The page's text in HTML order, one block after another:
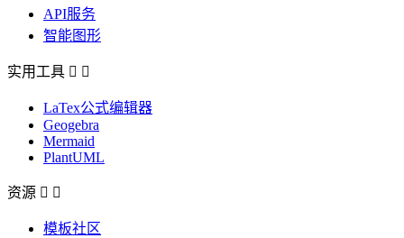
API服务
智能图形
实用工具  
LaTex公式编辑器
Geogebra
Mermaid
PlantUML
资源  
模板社区